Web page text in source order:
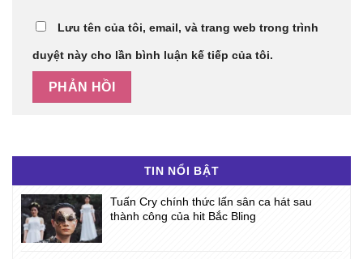
Lưu tên của tôi, email, và trang web trong trình
duyệt này cho lần bình luận kế tiếp của tôi.
TIN NỔI BẬT
Tuấn Cry chính thức lấn sân ca hát sau
thành công của hit Bắc Bling